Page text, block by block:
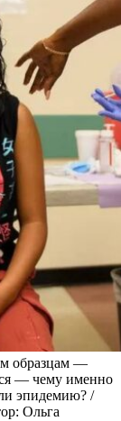
образцам —
— чему именно
эпидемию? /
Ольга